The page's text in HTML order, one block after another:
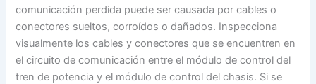
comunicación perdida puede ser causada por cables o
conectores sueltos, corroídos o dañados. Inspecciona
visualmente los cables y conectores que se encuentren en
el circuito de comunicación entre el módulo de control del
tren de potencia y el módulo de control del chasis. Si se